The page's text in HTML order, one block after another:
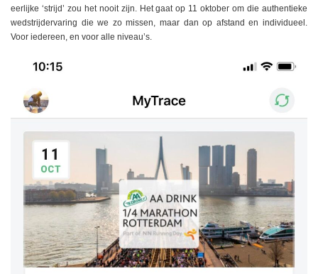
eerlijke ‘strijd’ zou het nooit zijn. Het gaat op 11 oktober om die authentieke
wedstrijdervaring die we zo missen, maar dan op afstand en individueel.
Voor iedereen, en voor alle niveau’s.